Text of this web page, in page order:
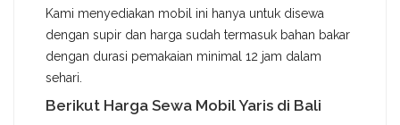
Kami menyediakan mobil ini hanya untuk disewa
dengan supir dan harga sudah termasuk bahan bakar
dengan durasi pemakaian minimal 12 jam dalam
sehari.
Berikut Harga Sewa Mobil Yaris di Bali